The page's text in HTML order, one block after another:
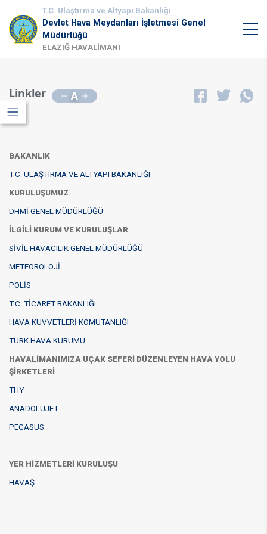
T.C. Ulaştırma ve Altyapı Bakanlığı
Devlet Hava Meydanları İşletmesi Genel
Müdürlüğü
ELAZIĞ HAVALİMANI
Linkler A
BAKANLIK
T.C. ULAŞTIRMA VE ALTYAPI BAKANLIĞI
KURULUŞUMUZ​
DHMİ GENEL MÜDÜRLÜĞÜ
İLGİLİ KURUM VE KURULUŞLAR
SİVİL HAVACILIK GENEL MÜDÜRLÜĞÜ
METEOROLOJİ
POLİS
T.C. TİCARET BAKANLIĞI
HAVA KUVVETLERİ KOMUTANLIĞI​
TÜRK HAVA KURUMU
HAVALİMANIMIZA UÇAK SEFERİ DÜZENLEYEN HAVA YOLU
ŞİRKETLERİ
THY
ANADOLUJET
PEGASUS
YER HİZMETLERİ KURULUŞU
HAVAŞ